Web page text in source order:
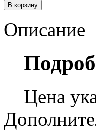
В корзину
Описание
Цена